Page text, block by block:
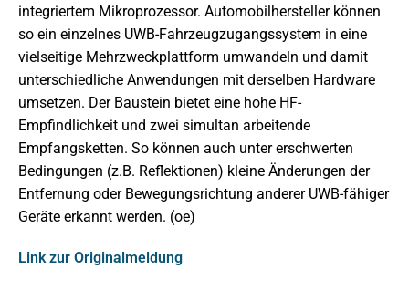
integriertem Mikroprozessor. Automobilhersteller können
so ein einzelnes UWB-Fahrzeugzugangssystem in eine
vielseitige Mehrzweckplattform umwandeln und damit
unterschiedliche Anwendungen mit derselben Hardware
umsetzen. Der Baustein bietet eine hohe HF-
Empfindlichkeit und zwei simultan arbeitende
Empfangsketten. So können auch unter erschwerten
Bedingungen (z.B. Reflektionen) kleine Änderungen der
Entfernung oder Bewegungsrichtung anderer UWB-fähiger
Geräte erkannt werden. (oe)
Link zur Originalmeldung